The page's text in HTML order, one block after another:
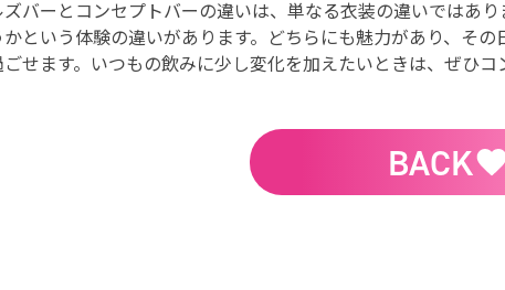
ズバーとコンセプトバーの違いは、単なる衣装の違いではあ
という体験の違いがあります。どちらにも魅力があり、そ
せます。いつもの飲みに少し変化を加えたいときは、ぜひ
BACK